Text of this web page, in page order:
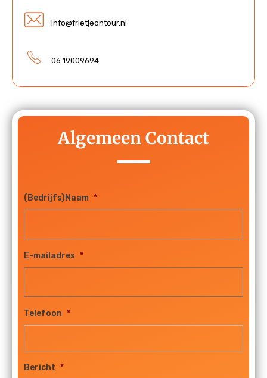
info@frietjeontour.nl
06 19009694
Algemeen Contact
(Bedrijfs)Naam *
E-mailadres *
Telefoon *
Bericht *